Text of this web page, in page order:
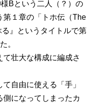
Bという二人（？）の
第１章の「トホ伝（The
』というタイトルで第
。
壮大な構成に編成さ
自由に使える「手」
側になってしまったカ